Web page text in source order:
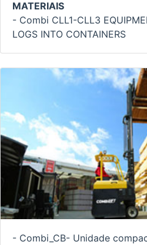
MATERIAIS
- Combi CLL1-CLL3
LOGS INTO CONTAINERS
- Combi_CB- Unidade